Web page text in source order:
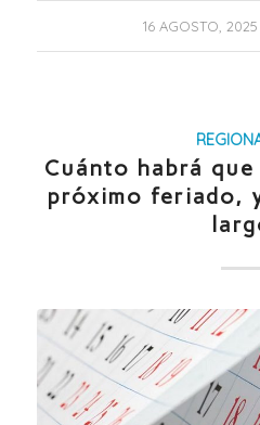
16 AGOSTO, 2025
/
Cuánto habrá que
próximo feriado,